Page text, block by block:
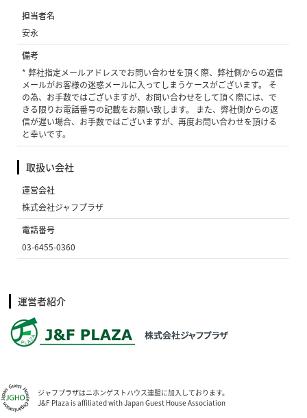
担当者名
安永
備考
* 弊社指定メールアドレスでお問い合わせを頂く際、弊社側からの返信
メールがお客様の迷惑メールに入ってしまうケースがございます。 そ
の為、お手数ではございますが、お問い合わせをして頂く際には、で
きる限りお電話番号の記載をお願い致します。 また、弊社側からの返
信が遅い場合、お手数ではございますが、再度お問い合わせを頂ける
と幸いです。
取扱い会社
運営会社
株式会社ジャフプラザ
電話番号
03-6455-0360
運営者紹介
ジャフプラザはニホンゲストハウス連盟に加入しております。
J&F Plaza is affiliated with Japan Guest House Association